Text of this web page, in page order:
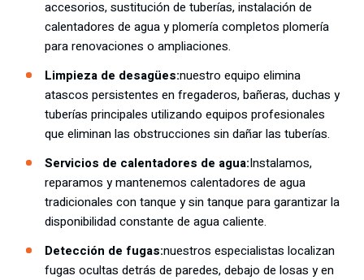
accesorios, sustitución de tuberías, instalación de
calentadores de agua y plomería completos plomería
para renovaciones o ampliaciones.
Limpieza de desagües:nuestro equipo elimina
atascos persistentes en fregaderos, bañeras, duchas y
tuberías principales utilizando equipos profesionales
que eliminan las obstrucciones sin dañar las tuberías.
Servicios de calentadores de agua:Instalamos,
reparamos y mantenemos calentadores de agua
tradicionales con tanque y sin tanque para garantizar la
disponibilidad constante de agua caliente.
Detección de fugas:nuestros especialistas localizan
fugas ocultas detrás de paredes, debajo de losas y en